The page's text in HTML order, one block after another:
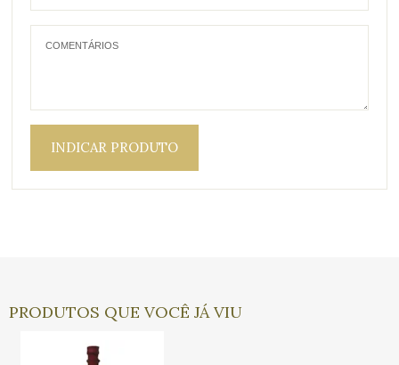
INDICAR PRODUTO
PRODUTOS QUE VOCÊ JÁ VIU